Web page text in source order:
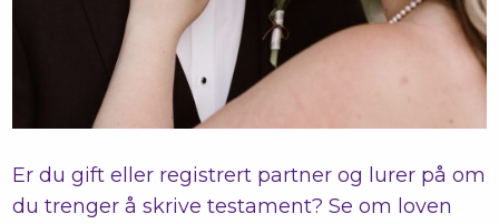
Er du gift eller registrert partner og lurer på om
du trenger å skrive testament? Se om loven